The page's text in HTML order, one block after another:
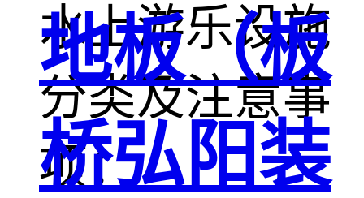
水上游乐设施
分类及注意事
项：
地板（板
桥弘阳装